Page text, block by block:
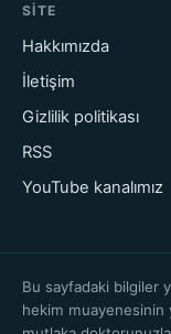
SITE
Hakkımızda
İletişim
Gizlilik politikası
RSS
YouTube kanalımız
Bu sayfadaki bilgiler
hekim muayenesinin